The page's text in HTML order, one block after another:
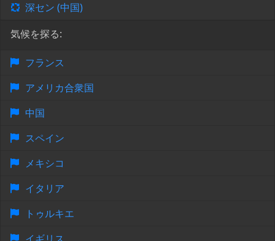
深セン (中国)
気候を探る:
フランス
アメリカ合衆国
中国
スペイン
メキシコ
イタリア
トゥルキエ